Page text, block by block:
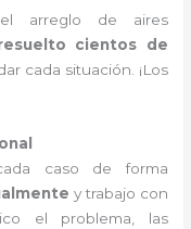
arreglo de aires
cientos de
cada situación. ¡Los
caso de forma
y trabajo con
el problema, las